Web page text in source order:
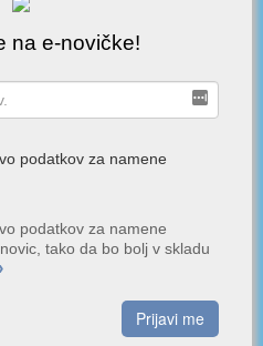
na e-novičke!
podatkov za namene
podatkov za namene
tako da bo bolj v skladu
Prijavi me